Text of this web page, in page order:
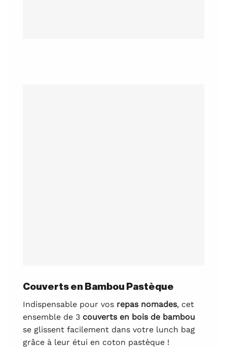
Couverts en Bambou Pastèque
Indispensable pour vos repas nomades, cet
ensemble de 3 couverts en bois de bambou
se glissent facilement dans votre lunch bag
grâce à leur étui en coton pastèque !